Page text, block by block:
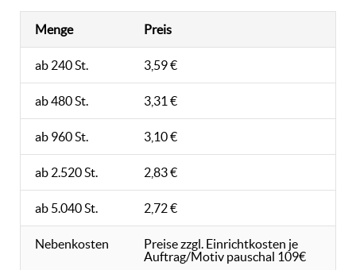
Menge Preis
ab 240 St. 3,59 €
ab 480 St. 3,31 €
ab 960 St. 3,10 €
ab 2.520 St. 2,83 €
ab 5.040 St. 2,72 €
Nebenkosten
Preise zzgl. Einrichtkosten je
Auftrag/Motiv pauschal 109€